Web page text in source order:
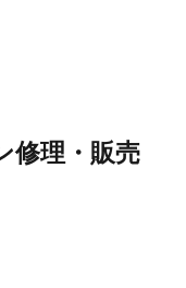
修理・販売